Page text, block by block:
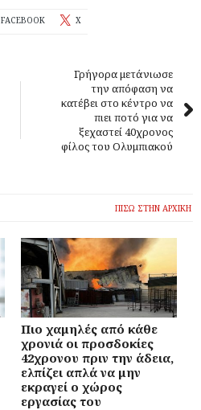
FACEBOOK X
Γρήγορα μετάνιωσε
την απόφαση να
κατέβει στο κέντρο να
πιει ποτό για να
ξεχαστεί 40χρονος
φίλος του Ολυμπιακού
ΠΙΣΩ ΣΤΗΝ ΑΡΧΙΚΗ
Πιο χαμηλές από κάθε
χρονιά οι προσδοκίες
42χρονου πριν την άδεια,
ελπίζει απλά να μην
εκραγεί ο χώρος
εργασίας του